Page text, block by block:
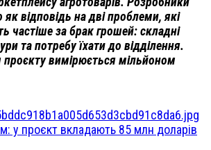
як відповідь на дві проблеми, які
частіше за брак грошей: складні
та потребу їхати до відділення.
проєкту вимірюється мільйоном
у проєкт вкладають 85 млн доларів